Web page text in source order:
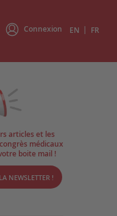
Connexion EN | FR
articles et les
médicaux
boite mail !
NEWSLETTER !